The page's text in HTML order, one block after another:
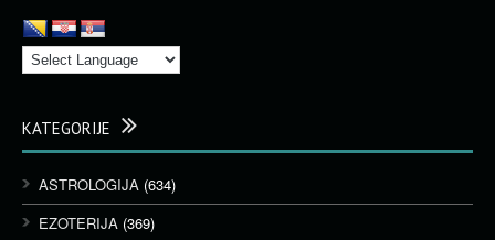
KATEGORIJE
ASTROLOGIJA (634)
EZOTERIJA (369)